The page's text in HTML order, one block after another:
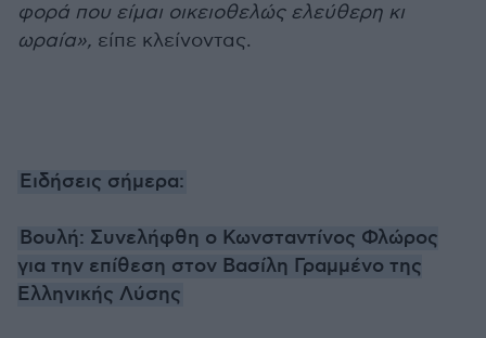
φορά που είμαι οικειοθελώς ελεύθερη κι
ωραία», είπε κλείνοντας.
Ειδήσεις σήμερα:
Βουλή: Συνελήφθη ο Κωνσταντίνος Φλώρος
για την επίθεση στον Βασίλη Γραμμένο της
Ελληνικής Λύσης